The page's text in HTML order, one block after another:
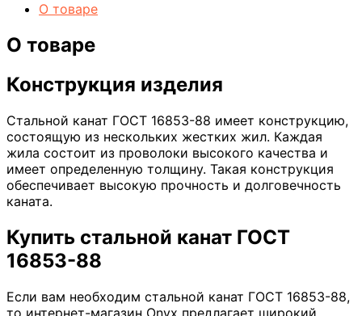
О товаре
О товаре
Конструкция изделия
Стальной канат ГОСТ 16853-88 имеет конструкцию,
состоящую из нескольких жестких жил. Каждая
жила состоит из проволоки высокого качества и
имеет определенную толщину. Такая конструкция
обеспечивает высокую прочность и долговечность
каната.
Купить стальной канат ГОСТ
16853-88
Если вам необходим стальной канат ГОСТ 16853-88,
то интернет-магазин Onyx предлагает широкий